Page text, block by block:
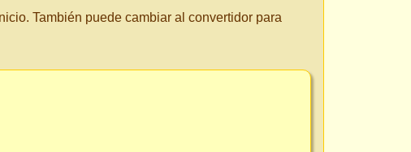
También puede cambiar al convertidor para